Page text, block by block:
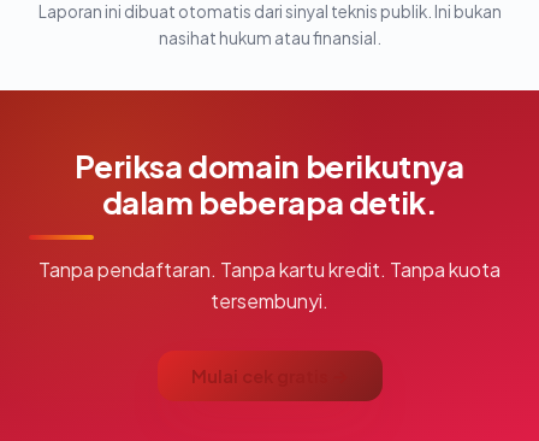
Laporan ini dibuat otomatis dari sinyal teknis publik. Ini bukan
nasihat hukum atau finansial.
Periksa domain berikutnya
dalam beberapa detik.
Tanpa pendaftaran. Tanpa kartu kredit. Tanpa kuota
tersembunyi.
Mulai cek gratis →